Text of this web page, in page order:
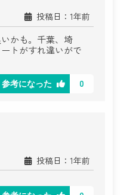
投稿日：1年前
かも。千葉、埼
トがすれ違いがで
参考になった 0
投稿日：1年前